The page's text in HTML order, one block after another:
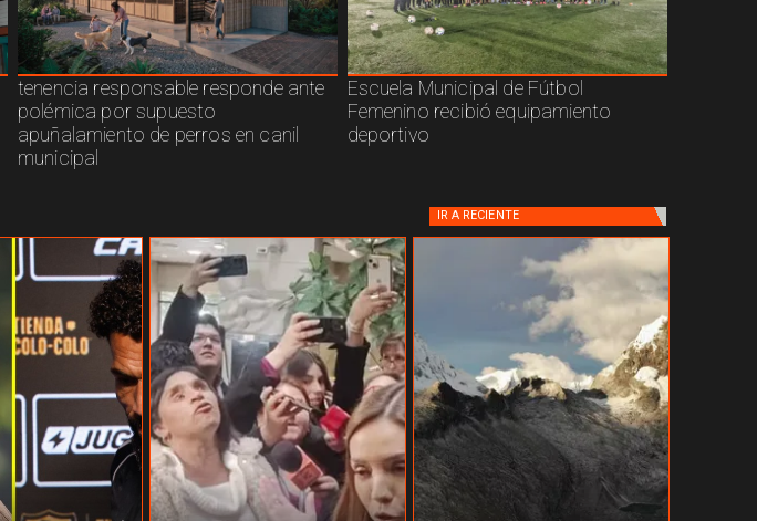
tenencia responsable responde ante
polémica por supuesto
apuñalamiento de perros en canil
municipal
Escuela Municipal de Fútbol
Femenino recibió equipamiento
deportivo
IR A RECIENTE